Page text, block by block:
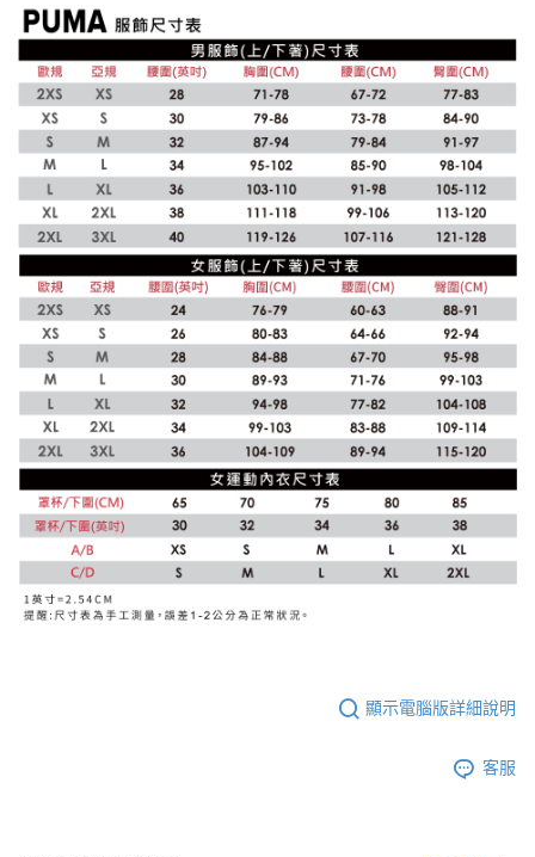
顯示電腦版詳細說明
客服